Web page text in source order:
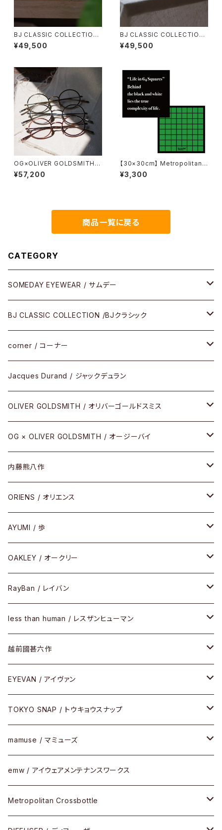
BJ CLASSIC COLLECTION
CE-551MP BJクラシック セル
ロイド 44 47 50
¥49,500
BJ CLASSIC COLLECTION
PREM-114S FPT BJクラシッ
ク 2025AW
¥49,500
OG×OLIVER GOLDSMITH /
オージーバイオリバーゴールド
スミス OLIVER Ⅰ -T 2026ss
¥57,200
【30×30cm】 Metropolitan
Crossbottle メトロポリタンク
ロスボトル MCB356 / 64Squ
¥3,300
商品一覧に戻る
CATEGORY
SOMEDAY EYEWEAR / サムデー
メガネ
サングラス
アパレル
その他
BJ CLASSIC COLLECTION /BJクラシック
CELLULOID（CRAFTSMAN EDITION）
SHINBARI（CRAFTSMAN EDITION）
URUSHI（CRAFTSMAN EDITION）
REVIVAL EDITION
HEAVY EDITION
COMBI （コンビシリーズ）
PREMIUM（プレミアムシリーズ）
PLASTIC（プラスティックシリーズ）
SIRMONT（サーモントシリーズ）
SUNSHIFT
ケア用品
corner / コーナー
リサーチシリーズ
サブリメイションシリーズ
Jacques Durand / ジャックデュラン
OLIVER GOLDSMITH / オリバーゴールドスミス
メタル
セル
コンビ
OG × OLIVER GOLDSMITH / オージーバイ
メタル
セル
コンビ
内藤熊八作
セル
メタル
コンビ
ORIENS / オリエンス
セルフレーム
メタルフレーム
その他
AYUMI / 歩
セルフレーム
OAKLEY / オークリー
メガネフレーム
サングラス
Frogskins(フロッグスキン )
Latch(ラッチ)
その他
修理
小物
RayBan / レイバン
メガネフレーム
サングラス
その他
less than human / レスザンヒューマン
メガネフレーム
サングラス
その他
越前國甚六作
セルフレーム
メタルフレーム
コンビフレーム
EYEVAN / アイヴァン
メガネ
サングラス
その他
TOKYO SNAP / トウキョウスナップ
セルフレーム
メタルフレーム
コンビネーション
mamuse / マミューズ
セル
メタル
emw / アイウェアメンテナンスワークス
Metropolitan Crossbottle